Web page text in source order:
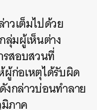
วเต็มไปด้วย
ลุ่มผู้เห็นต่าง
รสอบสวนที่
ผู้ก่อเหตุได้รับผิด
งกล่าวบ่อนทำลาย
ภาค